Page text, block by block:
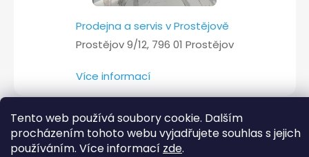
Tento web používá soubory cookie. Dalším
procházením tohoto webu vyjadřujete souhlas s jejich
používáním. Více informací zde.
Prodejna a servis v Prostějově
Prostějov 9/12, 796 01 Prostějov
Více informací
Copyright 2026iPhoneMarket.cz. Všechna práva vyhrazena.